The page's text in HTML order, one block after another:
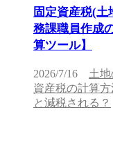
固定資産税(
務課職員作成
算ツール】
2026/7/16 土
資産税の計算方
と減税される？